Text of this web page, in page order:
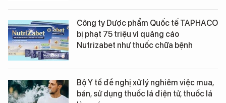
Công ty Dược phẩm Quốc tế TAPHACO
bị phạt 75 triệu vì quảng cáo
Nutrizabet như thuốc chữa bệnh
Bộ Y tế đề nghị xử lý nghiêm việc mua,
bán, sử dụng thuốc lá điện tử, thuốc lá